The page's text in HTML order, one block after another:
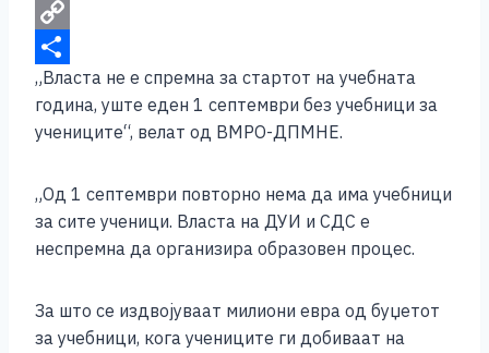
o
k
n
g
e
r
t
e
r
a
s
A
p
b
e
r
E
m
a
i
C
o
p
L
i
n
S
h
e
„Власта не е спремна за стартот на учебната
година, уште еден 1 септември без учебници за
учениците“, велат од ВМРО-ДПМНЕ.
„Од 1 септември повторно нема да има учебници
за сите ученици. Власта на ДУИ и СДС е
неспремна да организира образовен процес.
За што се издвојуваат милиони евра од буџетот
за учебници, кога учениците ги добиваат на